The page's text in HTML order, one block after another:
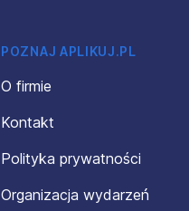
POZNAJ APLIKUJ.PL
O firmie
Kontakt
Polityka prywatności
Organizacja wydarzeń